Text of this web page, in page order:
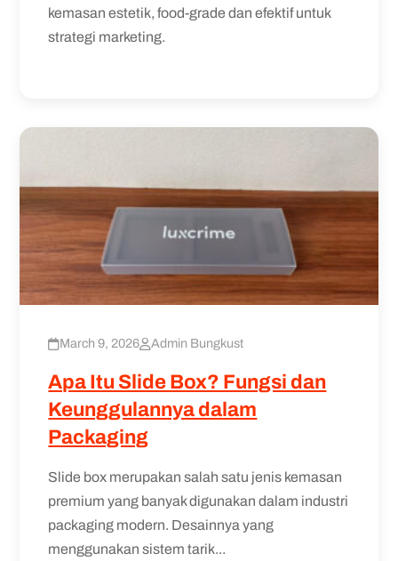
kemasan estetik, food-grade dan efektif untuk
strategi marketing.
March 9, 2026 Admin Bungkust
Apa Itu Slide Box? Fungsi dan
Keunggulannya dalam
Packaging
Slide box merupakan salah satu jenis kemasan
premium yang banyak digunakan dalam industri
packaging modern. Desainnya yang
menggunakan sistem tarik...